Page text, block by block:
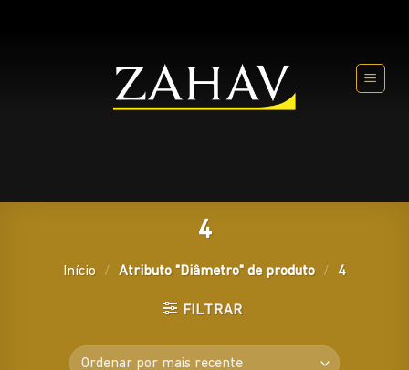
4
Início / Atributo "Diâmetro" de produto / 4
FILTRAR